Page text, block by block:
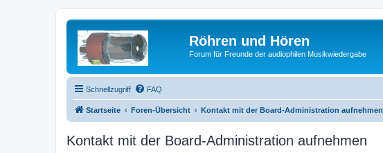
Röhren und Hören
Forum für Freunde der audiophilen Musikwiedergabe
Schnellzugriff FAQ
Startseite Foren-Übersicht Kontakt mit der Board-Administration aufnehmen
Kontakt mit der Board-Administration aufnehmen